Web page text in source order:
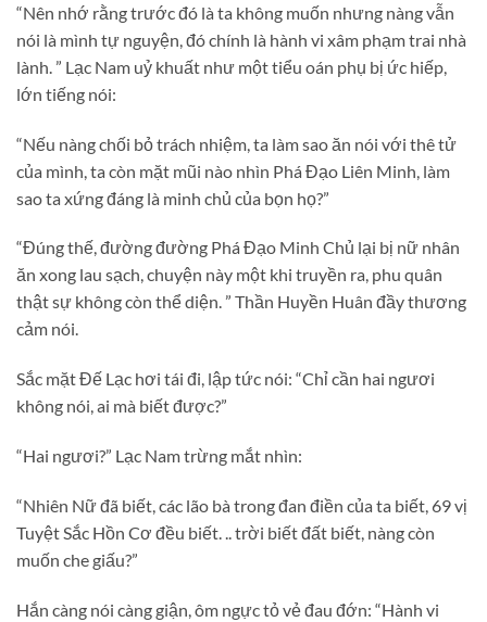
“Nên nhớ rằng trước đó là ta không muốn nhưng nàng vẫn
nói là mình tự nguyện, đó chính là hành vi xâm phạm trai nhà
lành. ” Lạc Nam uỷ khuất như một tiểu oán phụ bị ức hiếp,
lớn tiếng nói:
“Nếu nàng chối bỏ trách nhiệm, ta làm sao ăn nói với thê tử
của mình, ta còn mặt mũi nào nhìn Phá Đạo Liên Minh, làm
sao ta xứng đáng là minh chủ của bọn họ?”
“Đúng thế, đường đường Phá Đạo Minh Chủ lại bị nữ nhân
ăn xong lau sạch, chuyện này một khi truyền ra, phu quân
thật sự không còn thể diện. ” Thần Huyền Huân đầy thương
cảm nói.
Sắc mặt Đế Lạc hơi tái đi, lập tức nói: “Chỉ cần hai ngươi
không nói, ai mà biết được?”
“Hai ngươi?” Lạc Nam trừng mắt nhìn:
“Nhiên Nữ đã biết, các lão bà trong đan điền của ta biết, 69 vị
Tuyệt Sắc Hồn Cơ đều biết. .. trời biết đất biết, nàng còn
muốn che giấu?”
Hắn càng nói càng giận, ôm ngực tỏ vẻ đau đớn: “Hành vi